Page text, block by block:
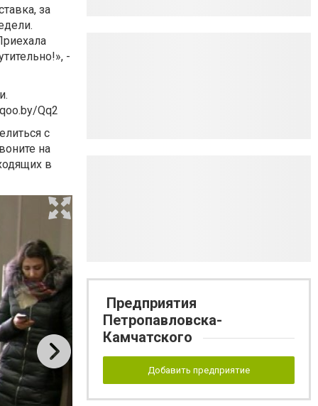
за
-
Qq2
с
на
в
Предприятия
Петропавловска-
Камчатского
Добавить предприятие